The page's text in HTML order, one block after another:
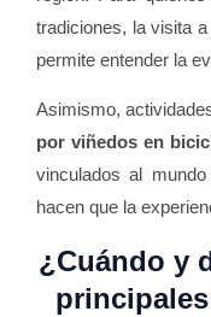
tradiciones, la visita
permite entender la
Asimismo,
por viñedos en
vinculados al
hacen que la
¿Cuándo y